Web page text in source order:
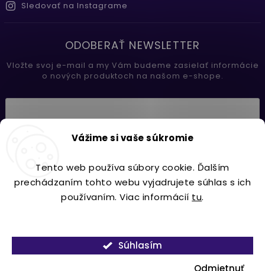
Vážime si vaše súkromie
Tento web používa súbory cookie. Ďalším
prechádzaním tohto webu vyjadrujete súhlas s ich
používaním. Viac informácií tu.
Odmietnuť
Súhlasím
Sledovať na Instagrame
ODOBERAŤ NEWSLETTER
Vložte svoj e-mail a my Vám budeme zasielať informácie
o nových produktoch na našom e-shope.
Prihlásiť sa
Copyright 2026Lavdecor.sk. Všetky práva vyhradené.
VytvořilShoptet| DesignShoptak.cz.